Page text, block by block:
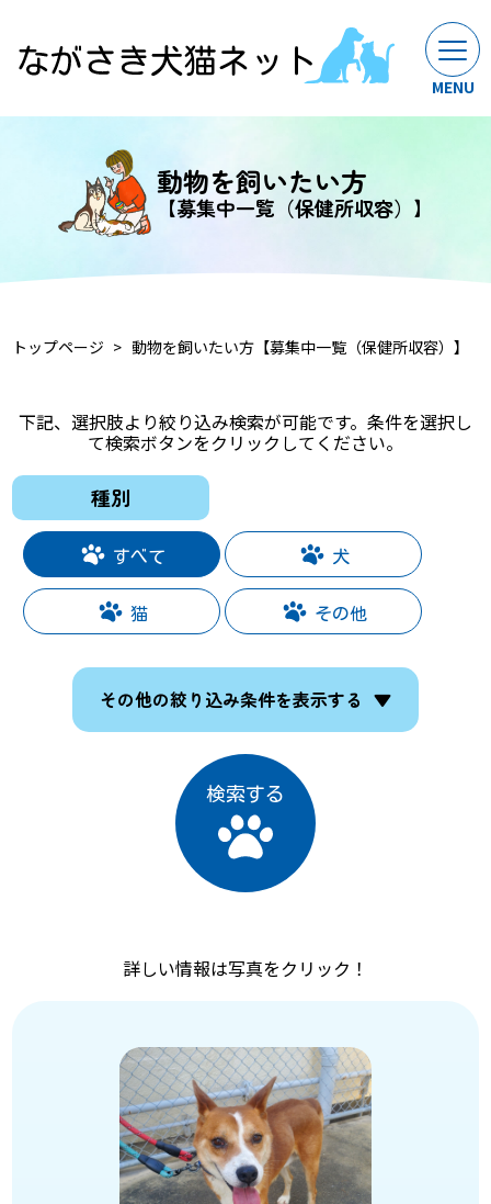
動物を飼いたい方
【募集中一覧（保健所収容）】
トップページ 動物を飼いたい方【募集中一覧（保健所収容）】
下記、選択肢より絞り込み検索が可能です。条件を選択し
て検索ボタンをクリックしてください。
種別
すべて 犬
猫 その他
その他の絞り込み条件を表示する
検索する
詳しい情報は写真をクリック！